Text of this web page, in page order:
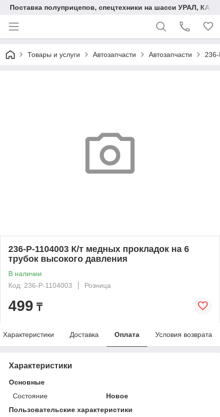
Поставка полуприцепов, спецтехники на шасси УРАЛ,
Товары и услуги Автозапчасти Автозапчасти
236-Р-1104003 К/т медных прокладок на 6
трубок высокого давления
В наличии
Код: 236-Р-1104003
Розница
499 ₸
Характеристики Доставка Оплата Условия возврата
Характеристики
Основные
Состояние
Новое
Пользовательские характеристики